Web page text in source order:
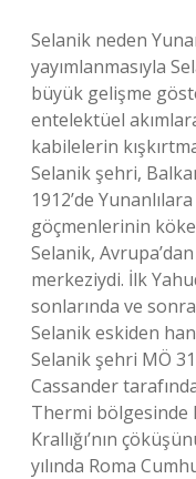
Selanik neden
yayımlanmasıyla
büyük gelişme
entelektüel
kabilelerin
Selanik şehri,
1912’de
göçmenlerinin
Selanik,
merkeziydi. İlk
sonlarında ve
Selanik eskiden
Selanik şehri MÖ
Cassander
Thermi bölgesinde
Krallığı’nın
yılında Roma